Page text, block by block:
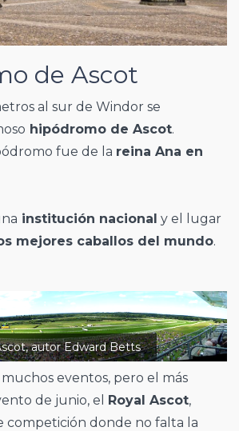
de Ascot
al sur de Windor se
hipódromo de Ascot.
fue de la reina Ana en
institución nacional y el lugar
mejores caballos del mundo.
autor Edward Betts
eventos, pero el más
de junio, el Royal Ascot,
competición donde no falta la